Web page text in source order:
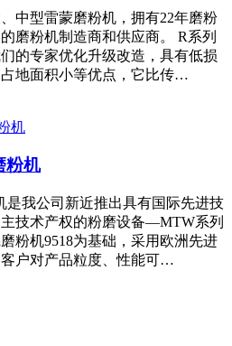
中型雷蒙磨粉机，拥有22年磨粉
磨粉机制造商和供应商。 R系列
的专家优化升级改造，具有低损
地面积小等优点，它比传…
粉机
是我公司新近推出具有国际先进技
技术产权的粉磨设备—MTW系列
粉机9518为基础，采用欧洲先进
户对产品粒度、性能可…